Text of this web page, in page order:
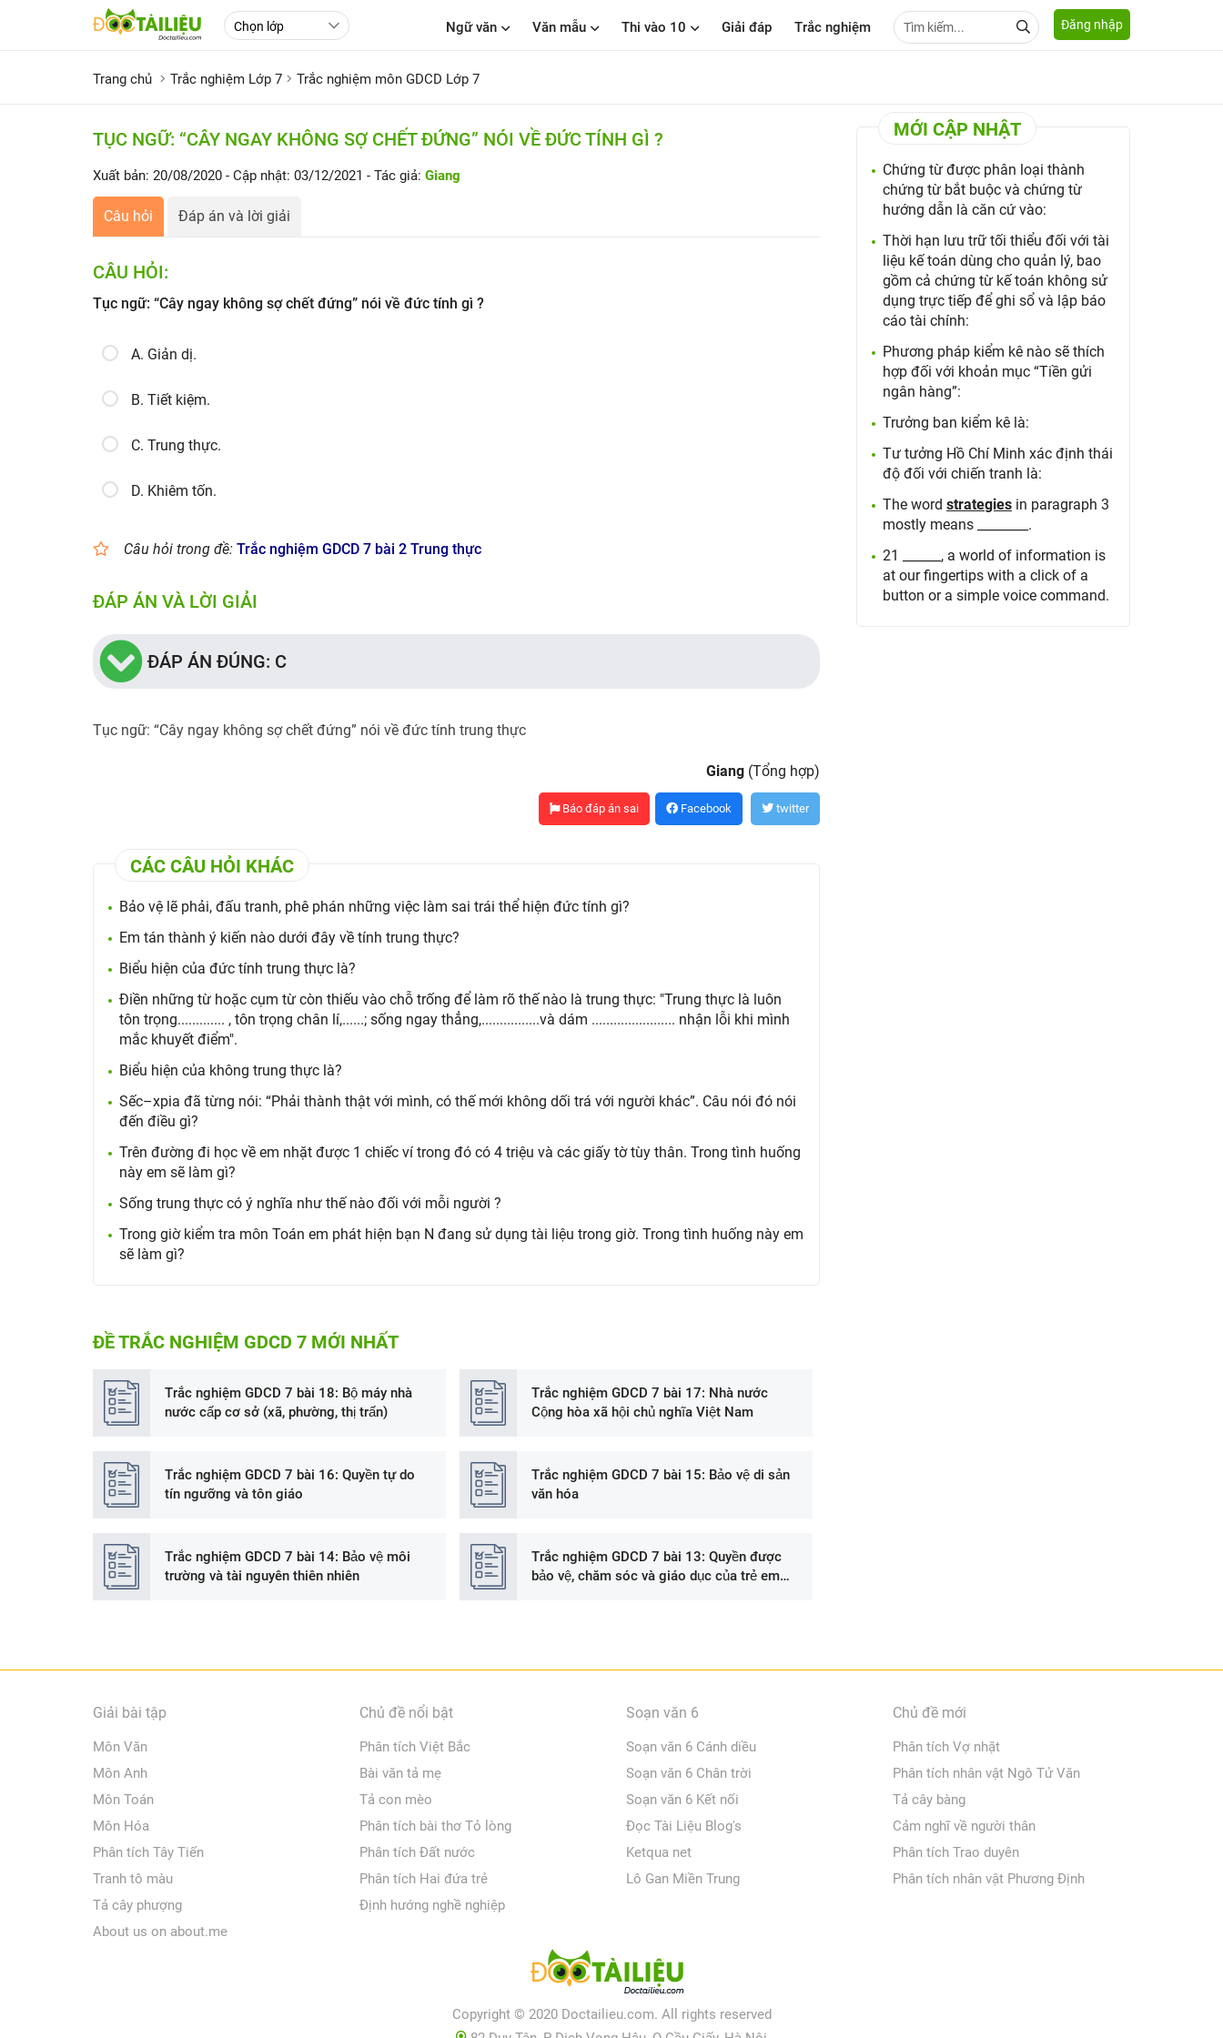
Ngữ văn Văn mẫu Thi vào 10 Giải đáp Trắc nghiệm Đăng nhập
Trang chủ Trắc nghiệm Lớp 7 Trắc nghiệm môn GDCD Lớp 7
TỤC NGỮ: “CÂY NGAY KHÔNG SỢ CHẾT ĐỨNG” NÓI VỀ ĐỨC TÍNH GÌ ?
Xuất bản: 20/08/2020 - Cập nhật: 03/12/2021 - Tác giả: Giang
Câu hỏi Đáp án và lời giải
CÂU HỎI:
Tục ngữ: “Cây ngay không sợ chết đứng” nói về đức tính gì ?
A. Giản dị.
B. Tiết kiệm.
C. Trung thực.
D. Khiêm tốn.
Câu hỏi trong đề: Trắc nghiệm GDCD 7 bài 2 Trung thực
ĐÁP ÁN VÀ LỜI GIẢI
ĐÁP ÁN ĐÚNG: C
Tục ngữ: “Cây ngay không sợ chết đứng” nói về đức tính trung thực
Giang (Tổng hợp)
Báo đáp án sai Facebook twitter
CÁC CÂU HỎI KHÁC
Bảo vệ lẽ phải, đấu tranh, phê phán những việc làm sai trái thể hiện đức tính gì?
Em tán thành ý kiến nào dưới đây về tính trung thực?
Biểu hiện của đức tính trung thực là?
Điền những từ hoặc cụm từ còn thiếu vào chỗ trống để làm rõ thế nào là trung thực: "Trung thực là luôn
tôn trọng............. , tôn trọng chân lí,......; sống ngay thẳng,................và dám ....................... nhận lỗi khi mình
mắc khuyết điểm".
Biểu hiện của không trung thực là?
Sếc–xpia đã từng nói: “Phải thành thật với mình, có thế mới không dối trá với người khác”. Câu nói đó nói
đến điều gì?
Trên đường đi học về em nhặt được 1 chiếc ví trong đó có 4 triệu và các giấy tờ tùy thân. Trong tình huống
này em sẽ làm gì?
Sống trung thực có ý nghĩa như thế nào đối với mỗi người ?
Trong giờ kiểm tra môn Toán em phát hiện bạn N đang sử dụng tài liệu trong giờ. Trong tình huống này em
sẽ làm gì?
ĐỀ TRẮC NGHIỆM GDCD 7 MỚI NHẤT
Trắc nghiệm GDCD 7 bài 18: Bộ máy nhà
nước cấp cơ sở (xã, phường, thị trấn)
Trắc nghiệm GDCD 7 bài 17: Nhà nước
Cộng hòa xã hội chủ nghĩa Việt Nam
Trắc nghiệm GDCD 7 bài 16: Quyền tự do
tín ngưỡng và tôn giáo
Trắc nghiệm GDCD 7 bài 15: Bảo vệ di sản
văn hóa
Trắc nghiệm GDCD 7 bài 14: Bảo vệ môi
trường và tài nguyên thiên nhiên
Trắc nghiệm GDCD 7 bài 13: Quyền được
bảo vệ, chăm sóc và giáo dục của trẻ em
MỚI CẬP NHẬT
Chứng từ được phân loại thành
chứng từ bắt buộc và chứng từ
hướng dẫn là căn cứ vào:
Thời hạn lưu trữ tối thiểu đối với tài
liệu kế toán dùng cho quản lý, bao
gồm cả chứng từ kế toán không sử
dụng trực tiếp để ghi sổ và lập báo
cáo tài chính:
Phương pháp kiểm kê nào sẽ thích
hợp đối với khoản mục “Tiền gửi
ngân hàng”:
Trưởng ban kiểm kê là:
Tư tưởng Hồ Chí Minh xác định thái
độ đối với chiến tranh là:
The wordstrategies in paragraph 3
mostly means ________.
21 ______, a world of information is
at our fingertips with a click of a
button or a simple voice command.
Giải bài tập
Môn Văn
Môn Anh
Môn Toán
Môn Hóa
Phân tích Tây Tiến
Tranh tô màu
Tả cây phượng
About us on about.me
Chủ đề nổi bật
Phân tích Việt Bắc
Bài văn tả mẹ
Tả con mèo
Phân tích bài thơ Tỏ lòng
Phân tích Đất nước
Phân tích Hai đứa trẻ
Định hướng nghề nghiệp
Soạn văn 6
Soạn văn 6 Cánh diều
Soạn văn 6 Chân trời
Soạn văn 6 Kết nối
Đọc Tài Liệu Blog's
Ketqua net
Lô Gan Miền Trung
Chủ đề mới
Phân tích Vợ nhặt
Phân tích nhân vật Ngô Tử Văn
Tả cây bàng
Cảm nghĩ về người thân
Phân tích Trao duyên
Phân tích nhân vật Phương Định
Copyright © 2020 Doctailieu.com. All rights reserved